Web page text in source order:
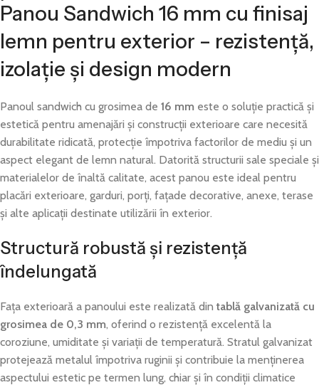
Panou Sandwich 16 mm cu finisaj
lemn pentru exterior – rezistență,
izolație și design modern
Panoul sandwich cu grosimea de 16 mm este o soluție practică și
estetică pentru amenajări și construcții exterioare care necesită
durabilitate ridicată, protecție împotriva factorilor de mediu și un
aspect elegant de lemn natural. Datorită structurii sale speciale și
materialelor de înaltă calitate, acest panou este ideal pentru
placări exterioare, garduri, porți, fațade decorative, anexe, terase
și alte aplicații destinate utilizării în exterior.
Structură robustă și rezistență
îndelungată
Fața exterioară a panoului este realizată din tablă galvanizată cu
grosimea de 0,3 mm, oferind o rezistență excelentă la
coroziune, umiditate și variații de temperatură. Stratul galvanizat
protejează metalul împotriva ruginii și contribuie la menținerea
aspectului estetic pe termen lung, chiar și în condiții climatice